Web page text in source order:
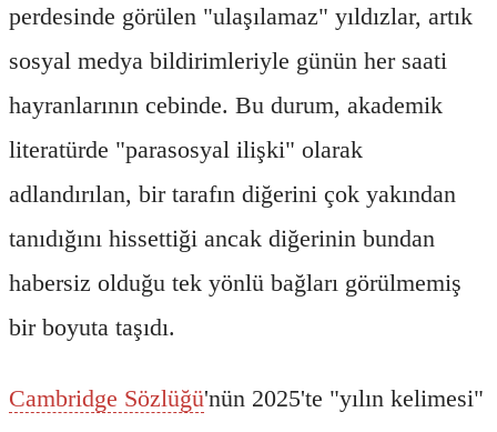
perdesinde görülen "ulaşılamaz" yıldızlar, artık
sosyal medya bildirimleriyle günün her saati
hayranlarının cebinde. Bu durum, akademik
literatürde "parasosyal ilişki" olarak
adlandırılan, bir tarafın diğerini çok yakından
tanıdığını hissettiği ancak diğerinin bundan
habersiz olduğu tek yönlü bağları görülmemiş
bir boyuta taşıdı.
Cambridge Sözlüğü'nün 2025'te "yılın kelimesi"